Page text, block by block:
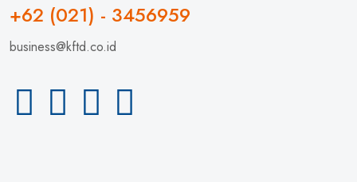
+62 (021) - 3456959
business@kftd.co.id